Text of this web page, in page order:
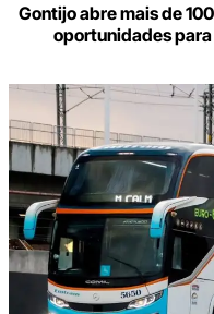
Gontijo abre mais de
oportunidades